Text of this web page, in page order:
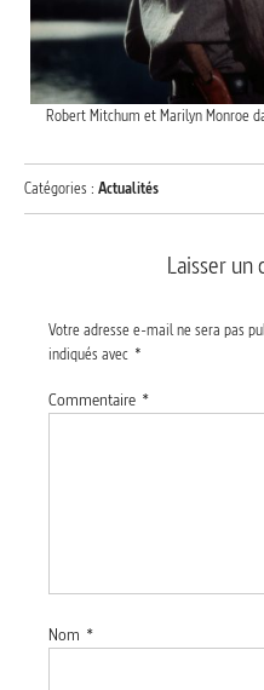
Robert Mitchum et Marilyn Monroe
Catégories : Actualités
Laisser
Votre adresse e-mail ne sera pas
indiqués avec *
Commentaire *
Nom *